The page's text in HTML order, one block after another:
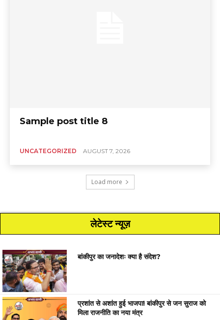
Sample post title 8
UNCATEGORIZED AUGUST 7, 2026
Load more
लेटेस्ट न्यूज़
बांकीपुर का जनादेशः क्या है संदेश?
प्रशांत से अशांत हुई भाजपा! बांकीपुर से जन सुराज को
मिला राजनीति का नया मंत्र